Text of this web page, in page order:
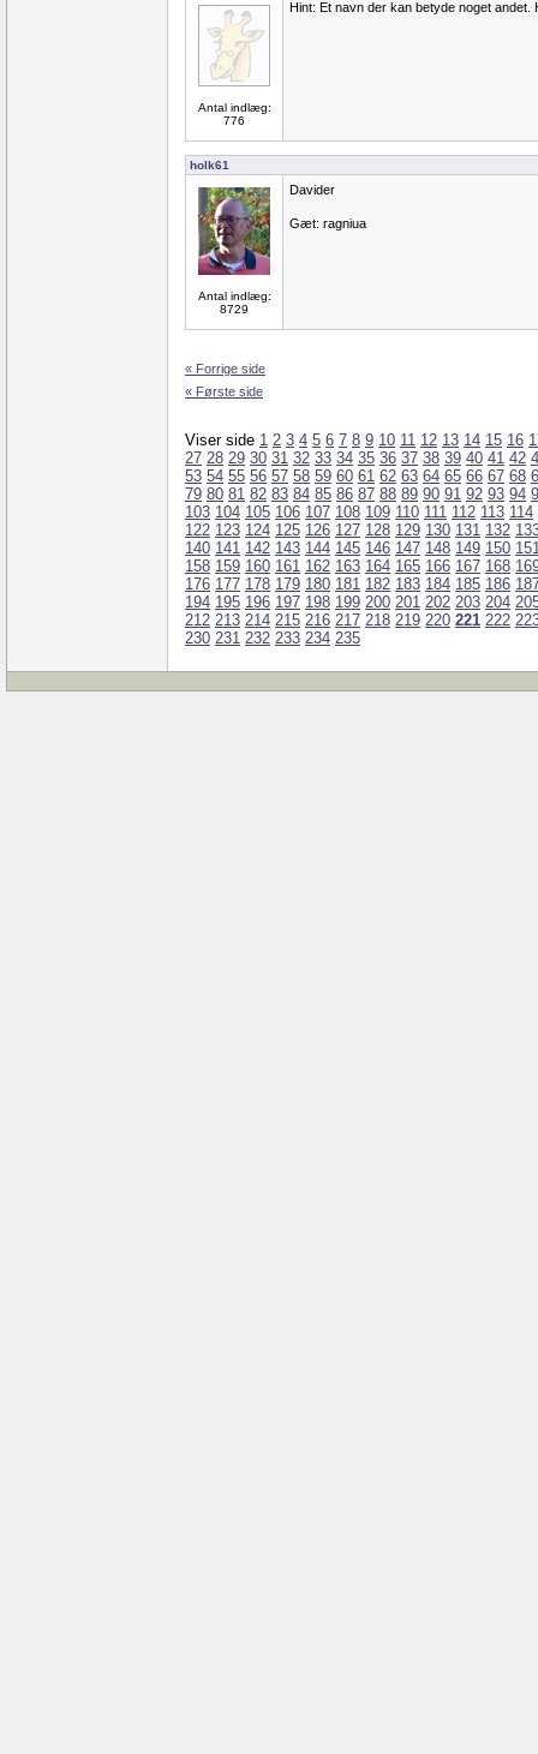
Antal indlæg:
776
Hint: Et navn der kan betyde noget andet.
holk61
Antal indlæg:
8729
Davider
Gæt: ragniua
« Forrige side
« Første side
Viser side 1 2 3 4 5 6 7 8 9 10 11 12 13 14 15 16
27 28 29 30 31 32 33 34 35 36 37 38 39 40 41 42
53 54 55 56 57 58 59 60 61 62 63 64 65 66 67 68
79 80 81 82 83 84 85 86 87 88 89 90 91 92 93 94
103 104 105 106 107 108 109 110 111 112 113 114
122 123 124 125 126 127 128 129 130 131 132
140 141 142 143 144 145 146 147 148 149 150
158 159 160 161 162 163 164 165 166 167 168
176 177 178 179 180 181 182 183 184 185 186
194 195 196 197 198 199 200 201 202 203 204
212 213 214 215 216 217 218 219 220 221 222
230 231 232 233 234 235